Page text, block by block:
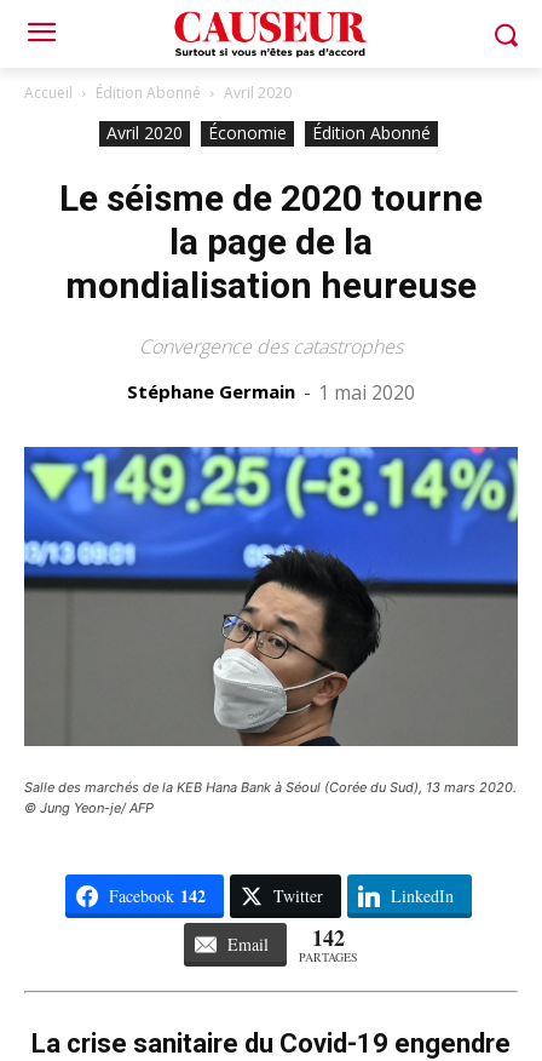
Accueil Édition Abonné Avril 2020
Avril 2020 Économie Édition Abonné
Le séisme de 2020 tourne
la page de la
mondialisation heureuse
Convergence des catastrophes
Stéphane Germain - 1 mai 2020
Salle des marchés de la KEB Hana Bank à Séoul (Corée du Sud), 13 mars 2020.
© Jung Yeon-je/ AFP
Facebook 142 Twitter LinkedIn
Email 142
PARTAGES
La crise sanitaire du Covid-19 engendre